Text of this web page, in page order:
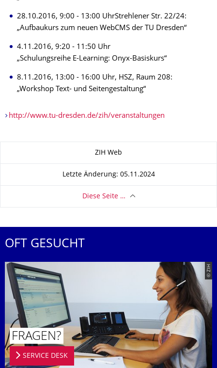
28.10.2016, 9:00 - 13:00 UhrStrehlener Str. 22/24:
„Aufbaukurs zum neuen WebCMS der TU Dresden“
4.11.2016, 9:20 - 11:50 Uhr
„Schulungsreihe E-Learning: Onyx-Basiskurs“
8.11.2016, 13:00 - 16:00 Uhr, HSZ, Raum 208:
„Workshop Text- und Seitengestaltung“
http://www.tu-dresden.de/zih/veranstaltungen
ZIH Web
Letzte Änderung: 05.11.2024
Diese Seite …
OFT GESUCHT
© ZIH
FRAGEN?
SERVICE DESK